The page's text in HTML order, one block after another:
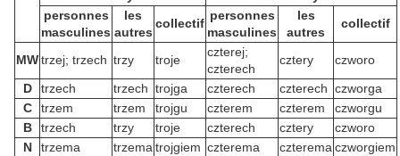
personnes
masculines
les
autres
collectif
personnes
masculines
les
autres
collectif
MWtrzej; trzech trzy troje
czterej;
czterech
cztery czworo
D
trzech trzech trojga czterech czterech czworga
C
trzem trzem trojgu czterem czterem czworgu
B
trzech trzy troje czterech cztery czworo
N
trzema trzema trojgiem czterema czterema czworgiem